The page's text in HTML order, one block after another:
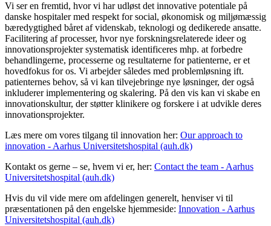
Vi ser en fremtid, hvor vi har udløst det innovative potentiale på
danske hospitaler med respekt for social, økonomisk og miljømæssig
bæredygtighed båret af videnskab, teknologi og dedikerede ansatte.
Facilitering af processer, hvor nye forskningsrelaterede ideer og
innovationsprojekter systematisk identificeres mhp. at forbedre
behandlingerne, processerne og resultaterne for patienterne, er et
hovedfokus for os. Vi arbejder således med problemløsning ift.
patienternes behov, så vi kan tilvejebringe nye løsninger, der også
inkluderer implementering og skalering. På den vis kan vi skabe en
innovationskultur, der støtter klinikere og forskere i at udvikle deres
innovationsprojekter.
Læs mere om vores tilgang til innovation her: Our approach to
innovation - Aarhus Universitetshospital (auh.dk)
Kontakt os gerne – se, hvem vi er, her: Contact the team - Aarhus
Universitetshospital (auh.dk)
Hvis du vil vide mere om afdelingen generelt, henviser vi til
præsentationen på den engelske hjemmeside: Innovation - Aarhus
Universitetshospital (auh.dk)